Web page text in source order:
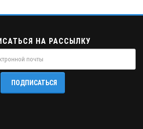
НА РАССЫЛКУ
ПОДПИСАТЬСЯ